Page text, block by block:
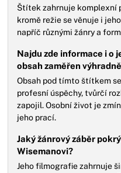
Štítek zahrnuje komplexní
kromě režie se věnuje i
napříč různými žánry a
Najdu zde informace i o
obsah zaměřen
Obsah pod tímto štítkem
profesní úspěchy, tvůrčí
zapojil. Osobní život je
jeho prací.
Jaký žánrový záběr
Wisemanovi?
Jeho filmografie zahrnuje